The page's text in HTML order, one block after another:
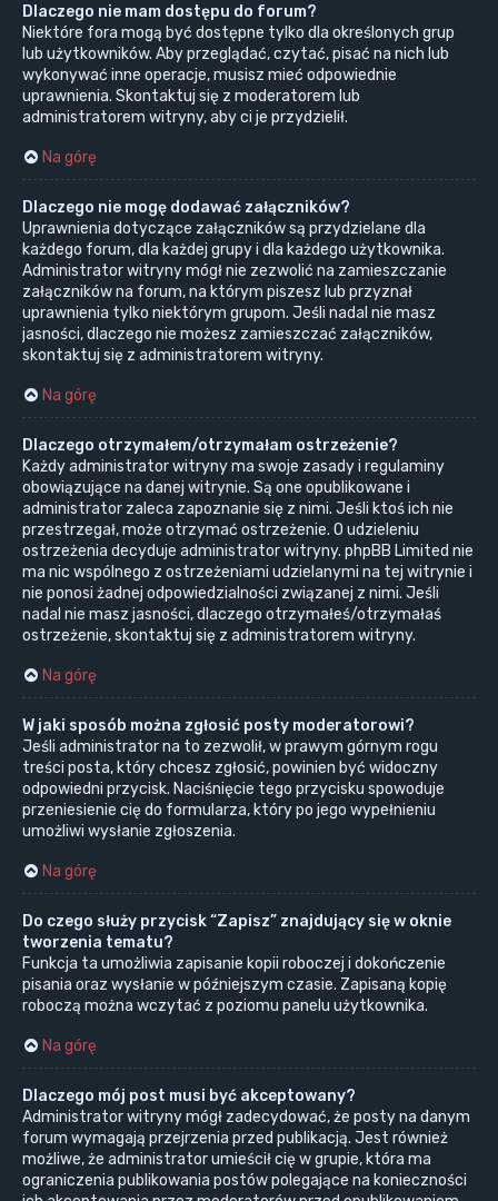
Dlaczego nie mam dostępu do forum?
Niektóre fora mogą być dostępne tylko dla określonych grup
lub użytkowników. Aby przeglądać, czytać, pisać na nich lub
wykonywać inne operacje, musisz mieć odpowiednie
uprawnienia. Skontaktuj się z moderatorem lub
administratorem witryny, aby ci je przydzielił.
Na górę
Dlaczego nie mogę dodawać załączników?
Uprawnienia dotyczące załączników są przydzielane dla
każdego forum, dla każdej grupy i dla każdego użytkownika.
Administrator witryny mógł nie zezwolić na zamieszczanie
załączników na forum, na którym piszesz lub przyznał
uprawnienia tylko niektórym grupom. Jeśli nadal nie masz
jasności, dlaczego nie możesz zamieszczać załączników,
skontaktuj się z administratorem witryny.
Na górę
Dlaczego otrzymałem/otrzymałam ostrzeżenie?
Każdy administrator witryny ma swoje zasady i regulaminy
obowiązujące na danej witrynie. Są one opublikowane i
administrator zaleca zapoznanie się z nimi. Jeśli ktoś ich nie
przestrzegał, może otrzymać ostrzeżenie. O udzieleniu
ostrzeżenia decyduje administrator witryny. phpBB Limited nie
ma nic wspólnego z ostrzeżeniami udzielanymi na tej witrynie i
nie ponosi żadnej odpowiedzialności związanej z nimi. Jeśli
nadal nie masz jasności, dlaczego otrzymałeś/otrzymałaś
ostrzeżenie, skontaktuj się z administratorem witryny.
Na górę
W jaki sposób można zgłosić posty moderatorowi?
Jeśli administrator na to zezwolił, w prawym górnym rogu
treści posta, który chcesz zgłosić, powinien być widoczny
odpowiedni przycisk. Naciśnięcie tego przycisku spowoduje
przeniesienie cię do formularza, który po jego wypełnieniu
umożliwi wysłanie zgłoszenia.
Na górę
Do czego służy przycisk “Zapisz” znajdujący się w oknie
tworzenia tematu?
Funkcja ta umożliwia zapisanie kopii roboczej i dokończenie
pisania oraz wysłanie w późniejszym czasie. Zapisaną kopię
roboczą można wczytać z poziomu panelu użytkownika.
Na górę
Dlaczego mój post musi być akceptowany?
Administrator witryny mógł zadecydować, że posty na danym
forum wymagają przejrzenia przed publikacją. Jest również
możliwe, że administrator umieścił cię w grupie, która ma
ograniczenia publikowania postów polegające na konieczności